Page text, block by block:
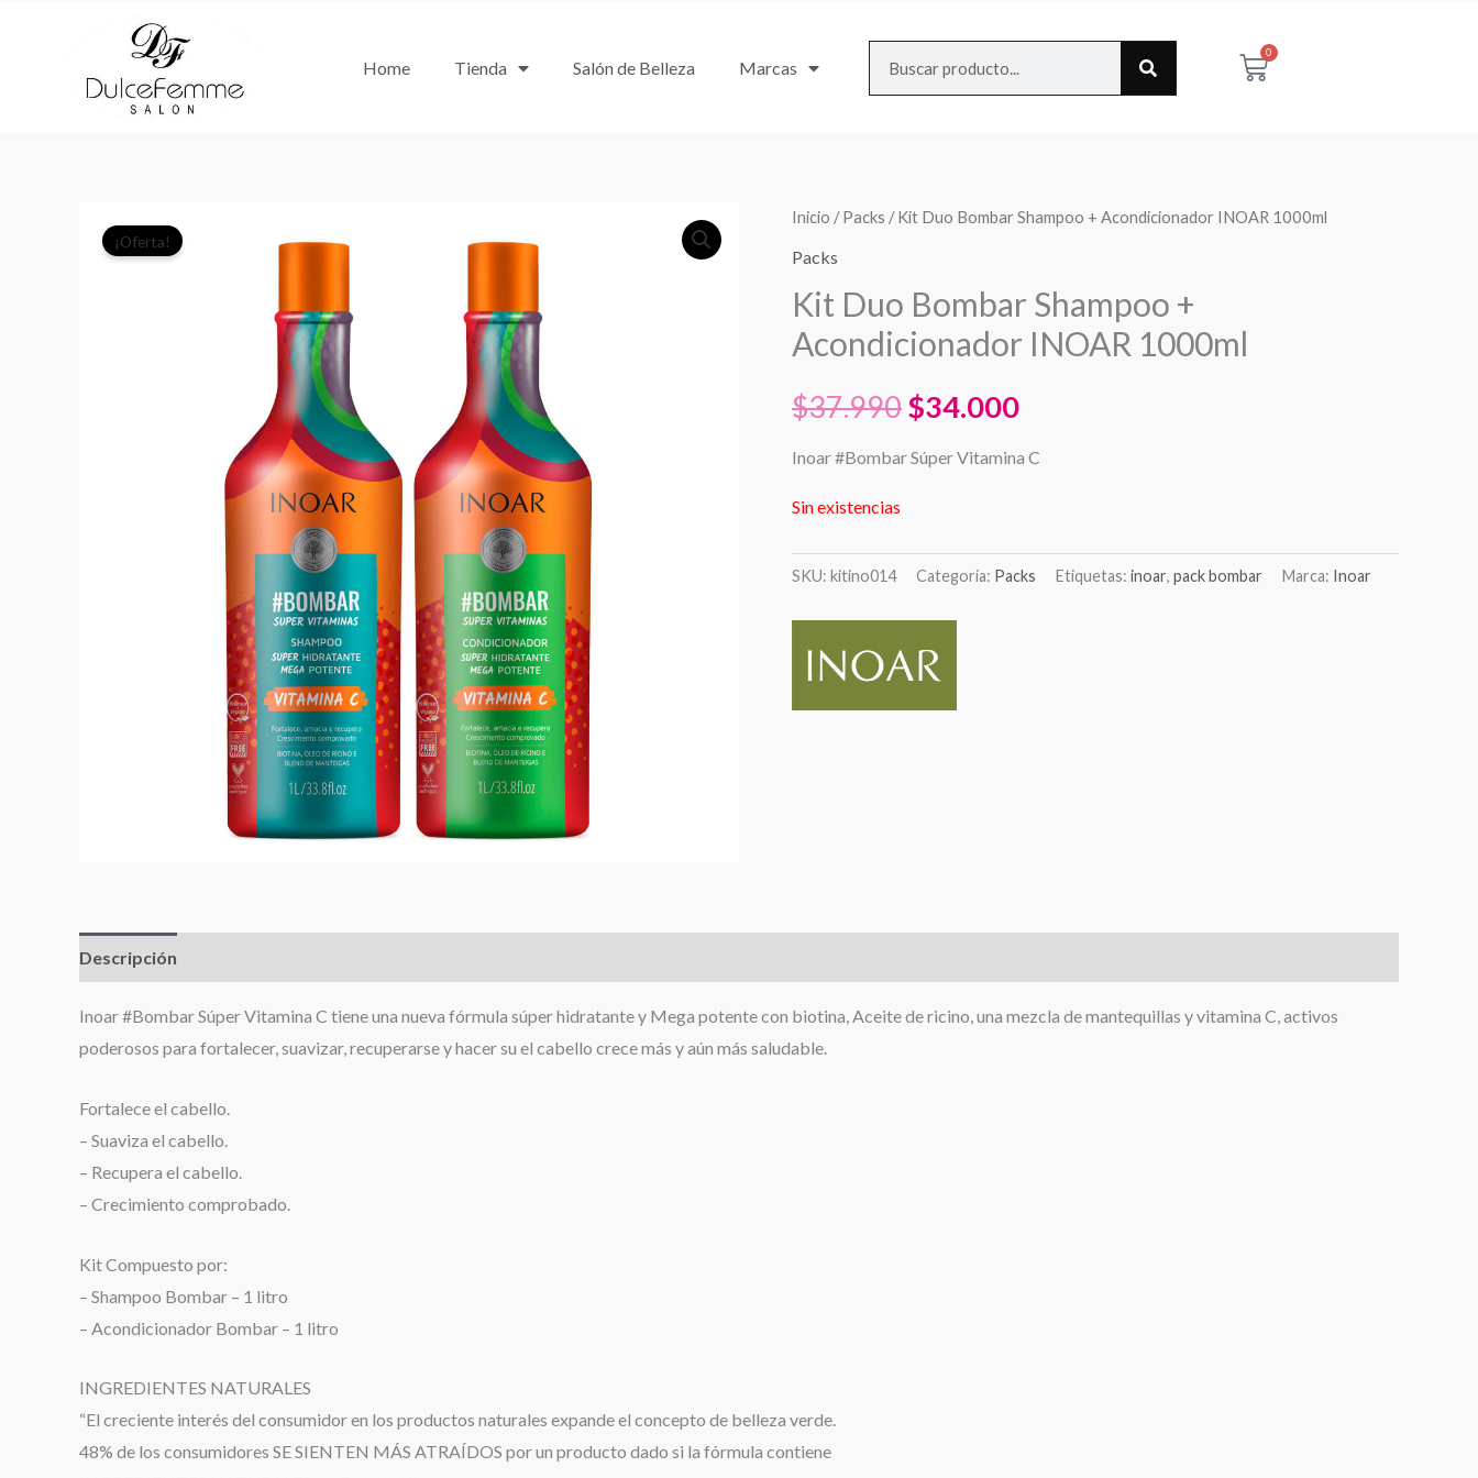
Home Tienda Salón de Belleza Marcas
0
Cart
¡Oferta!
Inicio /Packs / Kit Duo Bombar Shampoo + Acondicionador INOAR 1000ml
Packs
Kit Duo Bombar Shampoo +
Acondicionador INOAR 1000ml
$37.990
El
precio
original
era:
$37.990.
$34.000
El
precio
actual
$34.000.
Inoar #Bombar Súper Vitamina C
Sin existencias
SKU: kitino014 Categoría: Packs Etiquetas: inoar, pack bombar Marca: Inoar
Descripción
Inoar #Bombar Súper Vitamina C tiene una nueva fórmula súper hidratante y Mega potente con biotina, Aceite de ricino, una mezcla de mantequillas y vitamina C, activos
poderosos para fortalecer, suavizar, recuperarse y hacer su el cabello crece más y aún más saludable.
Fortalece el cabello.
– Suaviza el cabello.
– Recupera el cabello.
– Crecimiento comprobado.
Kit Compuesto por:
– Shampoo Bombar – 1 litro
– Acondicionador Bombar – 1 litro
INGREDIENTES NATURALES
“El creciente interés del consumidor en los productos naturales expande el concepto de belleza verde.
48% de los consumidores SE SIENTEN MÁS ATRAÍDOS por un producto dado si la fórmula contiene